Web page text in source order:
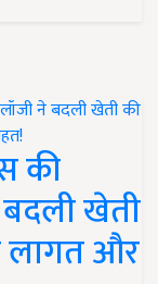
की
खेती
लागत और